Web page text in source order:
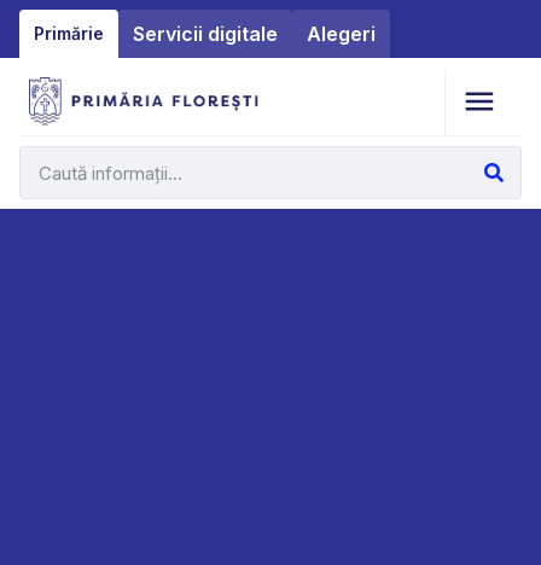
Primărie Servicii digitale Alegeri